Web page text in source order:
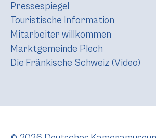
Pressespiegel
Touristische Information
Mitarbeiter willkommen
Marktgemeinde Plech
Die Fränkische Schweiz (Video)